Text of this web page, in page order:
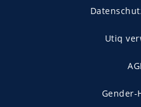
Utiq
Gender-